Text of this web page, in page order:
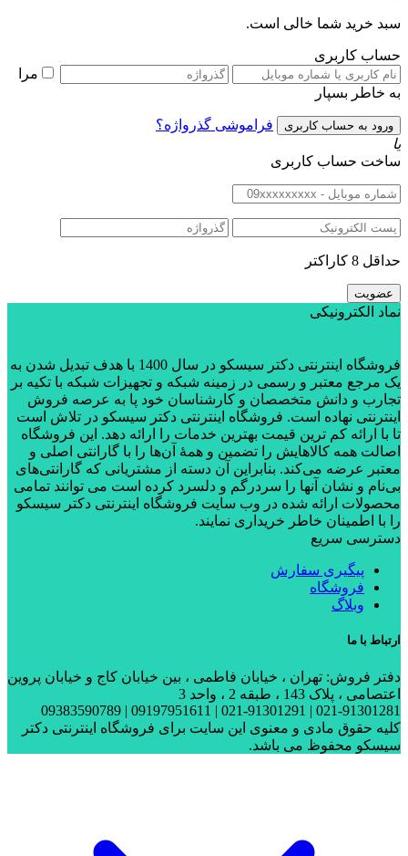
سبد خرید شما خالی است.
حساب کاربری
مرا
به خاطر بسپار
فراموشی گذرواژه؟
یا
ساخت حساب کاربری
حداقل 8 کاراکتر
نماد الکترونیکی
فروشگاه اینترنتی دکتر سیسکو در سال 1400 با هدف تبدیل شدن به
یک مرجع معتبر و رسمی در زمینه شبکه و تجهیزات شبکه با تکیه بر
تجارب و دانش متخصصان و کارشناسان خود پا به عرصه فروش
اینترنتی نهاده است. فروشگاه اینترنتی دکتر سیسکو در تلاش است
تا با ارائه کم ترین قیمت بهترین خدمات را ارائه دهد. این فروشگاه
اصالت همه کالاهایش را تضمین و همۀ آن‌ها را با گارانتی اصلی و
معتبر عرضه می‌کند. بنابراین آن دسته از مشتریانی که گارانتی‌های
بی‌نام و نشان آنها را سردرگم و دلسرد کرده است می توانند تمامی
محصولات ارائه شده در وب سایت فروشگاه اینترنتی دکتر سیسکو
را با اطمینان خاطر خریداری نمایند.
دسترسی سریع
پیگیری سفارش
فروشگاه
وبلاگ
ارتباط با ما
دفتر فروش: تهران ، خیابان فاطمی ، بین خیابان کاج و خیابان پروین
اعتصامی ، پلاک 143 ، طبقه 2 ، واحد 3
021-91301281 | 021-91301291 | 09197951611 | 09383590789
کلیه حقوق مادی و معنوی این سایت برای فروشگاه اینترنتی دکتر
سیسکو محفوظ می باشد.